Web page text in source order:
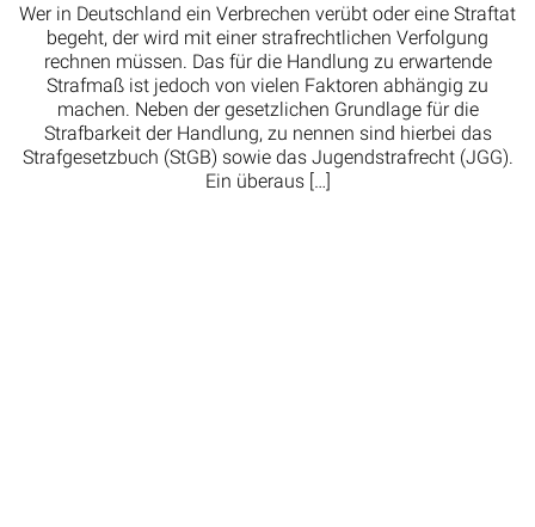
Wer in Deutschland ein Verbrechen verübt oder eine Straftat
begeht, der wird mit einer strafrechtlichen Verfolgung
rechnen müssen. Das für die Handlung zu erwartende
Strafmaß ist jedoch von vielen Faktoren abhängig zu
machen. Neben der gesetzlichen Grundlage für die
Strafbarkeit der Handlung, zu nennen sind hierbei das
Strafgesetzbuch (StGB) sowie das Jugendstrafrecht (JGG).
Ein überaus […]